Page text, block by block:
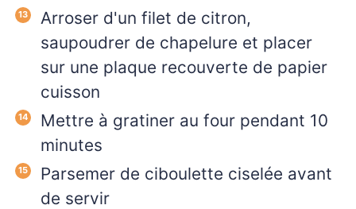
Arroser d'un filet de citron,
saupoudrer de chapelure et placer
sur une plaque recouverte de papier
cuisson
Mettre à gratiner au four pendant 10
minutes
Parsemer de ciboulette ciselée avant
de servir